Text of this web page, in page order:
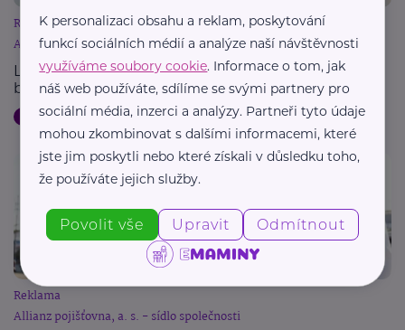
Reklama
Allianz pojišťovna, a. s. - sídlo společnosti
Letní dovolená a pojištění: Jak chránit svůj majetek
během cest
Dovolená Bezpečnost Cestování Pojištění
Reklama
Allianz pojišťovna, a. s. - sídlo společnosti
K personalizaci obsahu a reklam, poskytování
funkcí sociálních médií a analýze naší návštěvnosti
využíváme soubory cookie. Informace o tom, jak
náš web používáte, sdílíme se svými partnery pro
sociální média, inzerci a analýzy. Partneři tyto údaje
mohou zkombinovat s dalšími informacemi, které
jste jim poskytli nebo které získali v důsledku toho,
že používáte jejich služby.
Povolit vše Upravit Odmítnout